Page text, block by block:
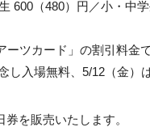
600（480）円／小・中
ツカード」の割引料金
し入場無料、5/12（金）
を販売いたします。